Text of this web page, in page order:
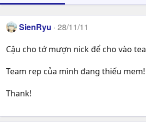
SienRyu 28/11/11
Cậu cho tớ mượn nick để cho vào
Team rep của mình đang thiếu
Thank!